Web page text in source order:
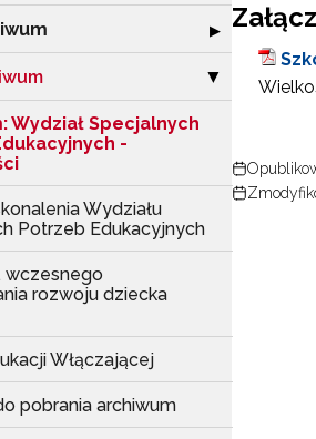
Rozwiń sekcję
▶
Zwiń sekcję
▶
Wydział Specjalnych
-
Wydziału
Potrzeb Edukacyjnych
wczesnego
rozwoju dziecka
Włączającej
pobrania archiwum